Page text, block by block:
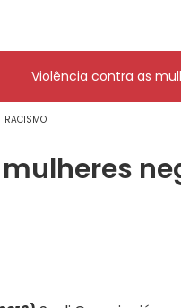
Violência contra as
RACISMO